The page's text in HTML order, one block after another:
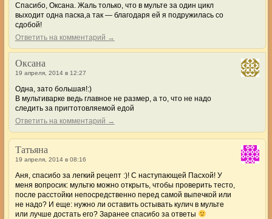
Спасибо, Оксана. Жаль только, что в мульте за один цикл
выходит одна паска,а так — благодаря ей я подружилась со
сдобой!
Ответить на комментарий →
Оксана
19 апреля, 2014 в 12:27
Одна, зато большая!:)
В мультиварке ведь главное не размер, а то, что не надо
следить за пригтотовляемой едой
Ответить на комментарий →
Татьяна
19 апреля, 2014 в 08:16
Аня, спасибо за легкий рецепт :)! С наступающей Пасхой! У
меня вопросик: мультю можно открыть, чтобы проверить тесто,
после расстойки непосредственно перед самой выпечкой или
не надо? И еще: нужно ли оставить остывать кулич в мульте
или лучше достать его? Заранее спасибо за ответы